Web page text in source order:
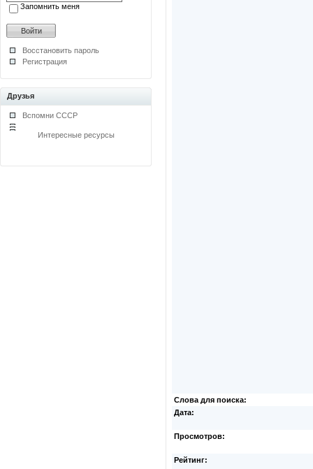
Запомнить меня
Восстановить пароль
Регистрация
Друзья
Вспомни СССР
Интересные ресурсы
Слова для поиска:
Дата:
Просмотров:
Рейтинг: